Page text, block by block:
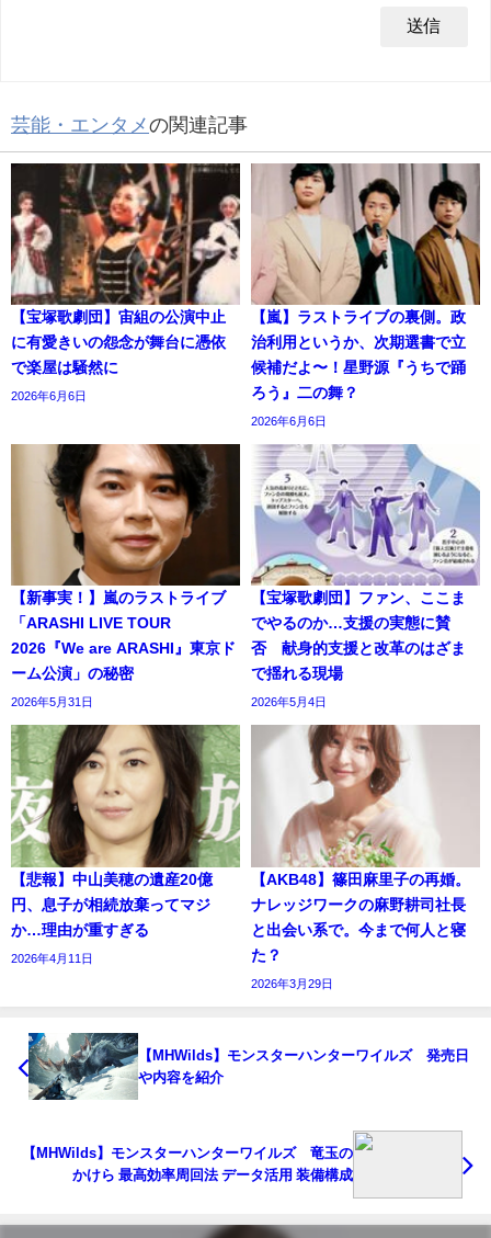
芸能・エンタメの関連記事
【宝塚歌劇団】宙組の公演中止
に有愛きいの怨念が舞台に憑依
で楽屋は騒然に
2026年6月6日
【嵐】ラストライブの裏側。政
治利用というか、次期選書で立
候補だよ〜！星野源『うちで踊
ろう』二の舞？
2026年6月6日
【新事実！】嵐のラストライブ
「ARASHI LIVE TOUR
2026『We are ARASHI』東京ド
ーム公演」の秘密
2026年5月31日
【宝塚歌劇団】ファン、ここま
でやるのか…支援の実態に賛
否 献身的支援と改革のはざま
で揺れる現場
2026年5月4日
【悲報】中山美穂の遺産20億
円、息子が相続放棄ってマジ
か…理由が重すぎる
2026年4月11日
【AKB48】篠田麻里子の再婚。
ナレッジワークの麻野耕司社長
と出会い系で。今まで何人と寝
た？
2026年3月29日
【MHWilds】モンスターハンターワイルズ 発売日
や内容を紹介
【MHWilds】モンスターハンターワイルズ 竜玉の
かけら 最高効率周回法 データ活用 装備構成